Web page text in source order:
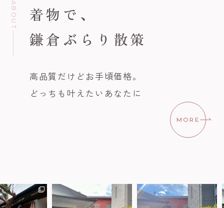
ABOUT
着物で、
鎌倉ぶらり散策
高品質だけどお手頃価格。
どっちも叶えたいあなたに
MORE